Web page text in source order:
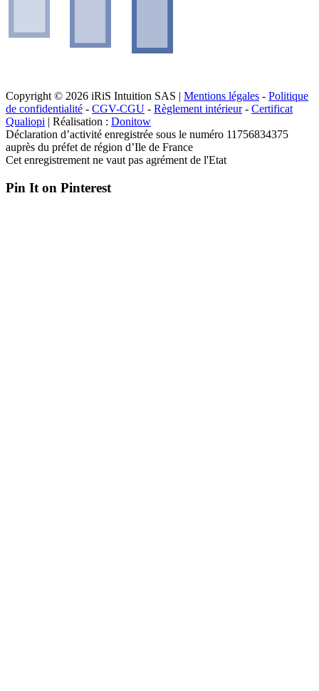
Copyright © 2026 iRiS Intuition SAS | Mentions légales - Politique
de confidentialité - CGV-CGU - Règlement intérieur- Certificat
Qualiopi | Réalisation : Donitow
Déclaration d’activité enregistrée sous le numéro 11756834375
auprès du préfet de région d’Ile de France
Cet enregistrement ne vaut pas agrément de l'Etat
Pin It on Pinterest